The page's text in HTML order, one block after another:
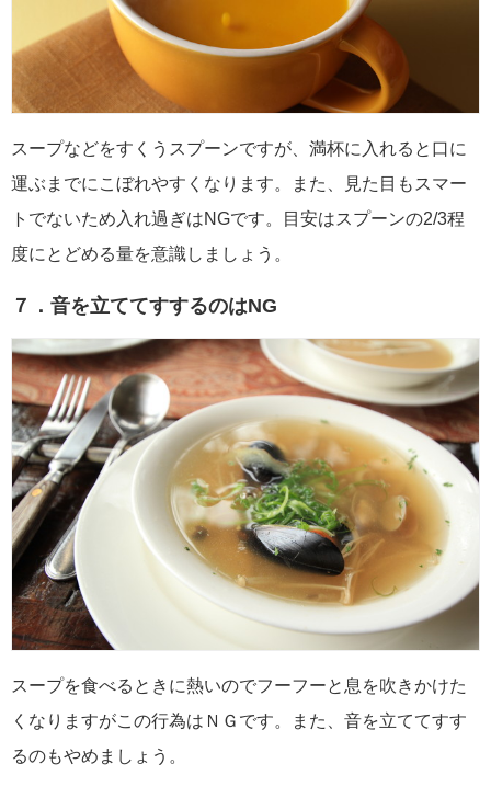
スープなどをすくうスプーンですが、満杯に入れると口に
運ぶまでにこぼれやすくなります。また、見た目もスマー
トでないため入れ過ぎはNGです。目安はスプーンの2/3程
度にとどめる量を意識しましょう。
７．音を立ててすするのはNG
スープを食べるときに熱いのでフーフーと息を吹きかけた
くなりますがこの行為はＮＧです。また、音を立ててすす
るのもやめましょう。